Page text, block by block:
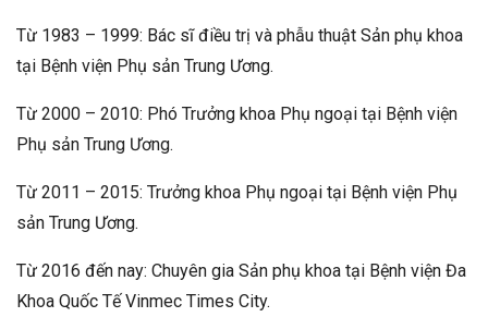
Từ 1983 – 1999: Bác sĩ điều trị và phẫu thuật Sản phụ khoa
tại Bệnh viện Phụ sản Trung Ương.
Từ 2000 – 2010: Phó Trưởng khoa Phụ ngoại tại Bệnh viện
Phụ sản Trung Ương.
Từ 2011 – 2015: Trưởng khoa Phụ ngoại tại Bệnh viện Phụ
sản Trung Ương.
Từ 2016 đến nay: Chuyên gia Sản phụ khoa tại Bệnh viện Đa
Khoa Quốc Tế Vinmec Times City.